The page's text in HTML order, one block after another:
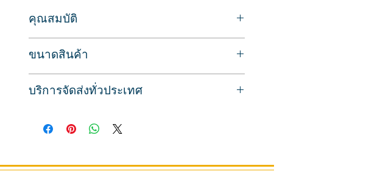
คุณสมบัติ
เบาะหนังสีขาว ตัดขอบสีดำ เบาะกว้างนั่งสบาย
เพิ่มความมีสไตล์ แต่งคริสตัลที่พนักพิง
มีหมอนไว้รองทำเล็บมือ หรือใช้พิงหลังได้
พร้อมฐานแท่นวางสีดำ สำหรับเดินท่อน้ำใต้ที่นั่ง
ขนาดสินค้า
ขนาด เก้าอี้กว้าง 90 เก้าอี้ลึก 63 ที่พิงหลังสูง 180 ซม.
อ่างแช่เท้า กว้าง 45 ลึก 45 สูง 25 ซม.
บริการจัดส่งทั่วประเทศ
ภาพโฆษณาถ่ายจากสินค้าจริง
ตลอดอายุการใช้งาน